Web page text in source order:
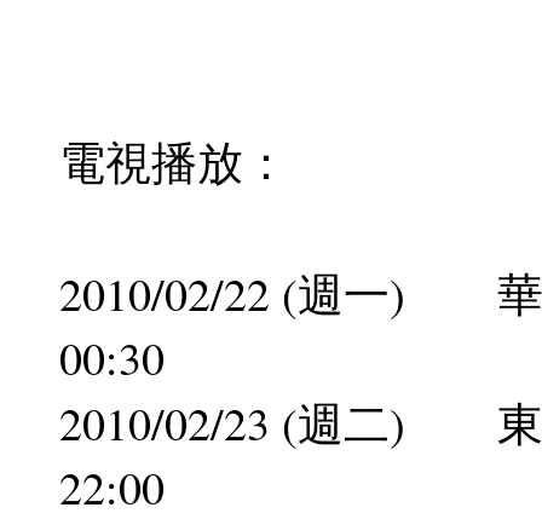
電視播放：
2010/02/22 (週
00:30
2010/02/23 (週二
22:00